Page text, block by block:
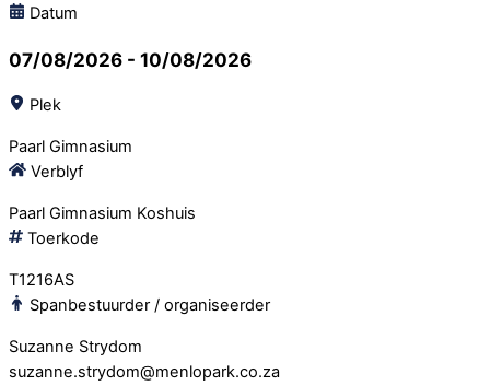
Datum
07/08/2026 - 10/08/2026
Plek
Paarl Gimnasium
Verblyf
Paarl Gimnasium Koshuis
Toerkode
T1216AS
Spanbestuurder / organiseerder
Suzanne Strydom
suzanne.strydom@menlopark.co.za